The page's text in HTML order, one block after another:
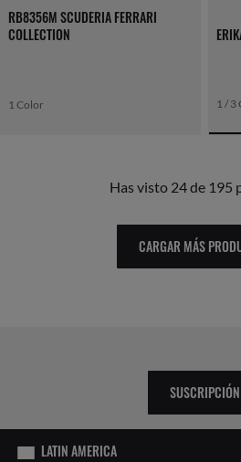
RB8356M SCUDERIA FERRARI
COLLECTION
1 Color 1 / 3
Has visto 24 de 195
CARGAR MÁS
SUSCRIPCIÓN